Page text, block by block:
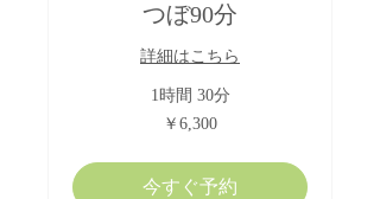
つぼ90分
詳細はこちら
1時間 30分
￥6,300
今すぐ予約